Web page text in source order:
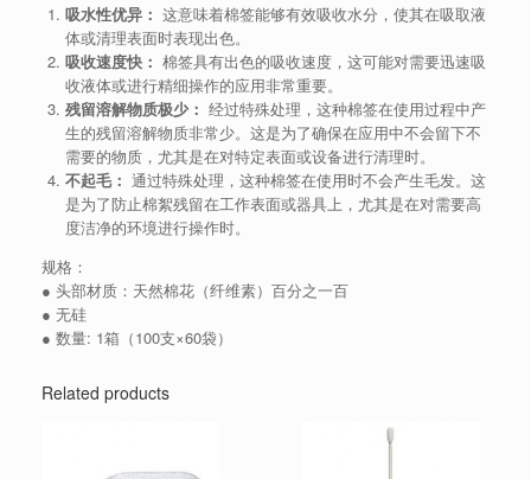
吸水性优异： 这意味着棉签能够有效吸收水分，使其在吸取液
体或清理表面时表现出色。
吸收速度快： 棉签具有出色的吸收速度，这可能对需要迅速吸
收液体或进行精细操作的应用非常重要。
残留溶解物质极少： 经过特殊处理，这种棉签在使用过程中产
生的残留溶解物质非常少。这是为了确保在应用中不会留下不
需要的物质，尤其是在对特定表面或设备进行清理时。
不起毛： 通过特殊处理，这种棉签在使用时不会产生毛发。这
是为了防止棉絮残留在工作表面或器具上，尤其是在对需要高
度洁净的环境进行操作时。
规格：
● 头部材质：天然棉花（纤维素）百分之一百
● 无硅
● 数量: 1箱（100支×60袋）
Related products